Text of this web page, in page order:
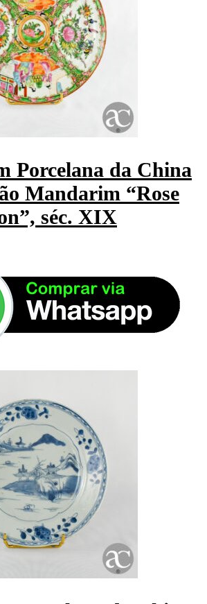
Porcelana da China
Mandarim “Rose
séc. XIX